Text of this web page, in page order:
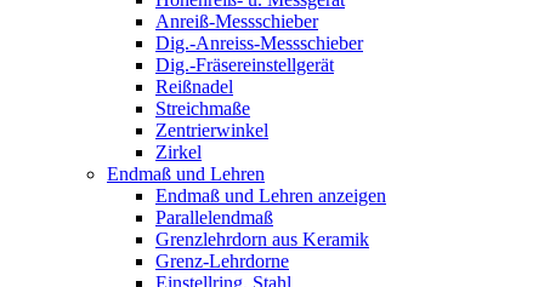
Anreiß-Messschieber
Dig.-Anreiss-Messschieber
Dig.-Fräsereinstellgerät
Reißnadel
Streichmaße
Zentrierwinkel
Zirkel
Endmaß und Lehren
Endmaß und Lehren anzeigen
Parallelendmaß
Grenzlehrdorn aus Keramik
Grenz-Lehrdorne
Einstellring, Stahl